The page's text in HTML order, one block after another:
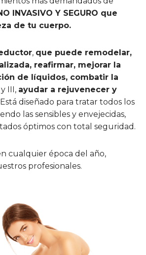
INVASIVO Y SEGURO que
de tu cuerpo.
, que puede remodelar,
reafirmar, mejorar la
de líquidos, combatir la
III, ayudar a rejuvenecer y
Está diseñado para tratar todos los
las sensibles y envejecidas,
óptimos con total seguridad.
cualquier época del año,
profesionales.